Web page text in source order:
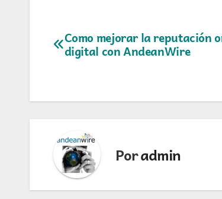
Navegación
Como mejorar la reputación
digital con AndeanWire
Poradmin